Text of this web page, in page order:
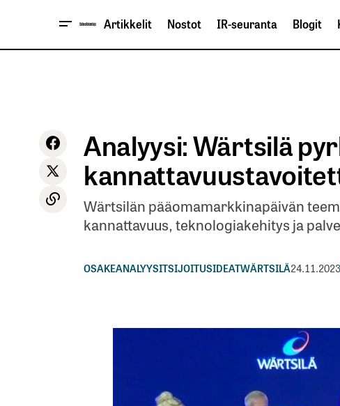
Artikkelit Nostot IR-seuranta Blogit
Analyysi: Wärtsilä
Wärtsilän pääomamarkkinapäivän
kannattavuus, teknologiakehitys ja
OSAKEANALYYSITSIJOITUSIDEATWÄRTSILÄ24.11.2023